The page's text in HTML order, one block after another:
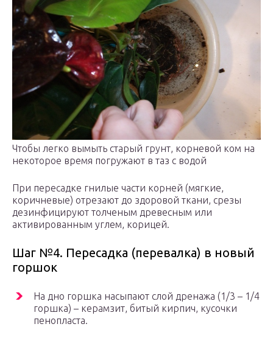
Чтобы легко вымыть старый грунт, корневой ком на
некоторое время погружают в таз с водой
При пересадке гнилые части корней (мягкие,
коричневые) отрезают до здоровой ткани, срезы
дезинфицируют толченым древесным или
активированным углем, корицей.
Шаг №4. Пересадка (перевалка) в новый
горшок
На дно горшка насыпают слой дренажа (1/3 – 1/4
горшка) – керамзит, битый кирпич, кусочки
пенопласта.